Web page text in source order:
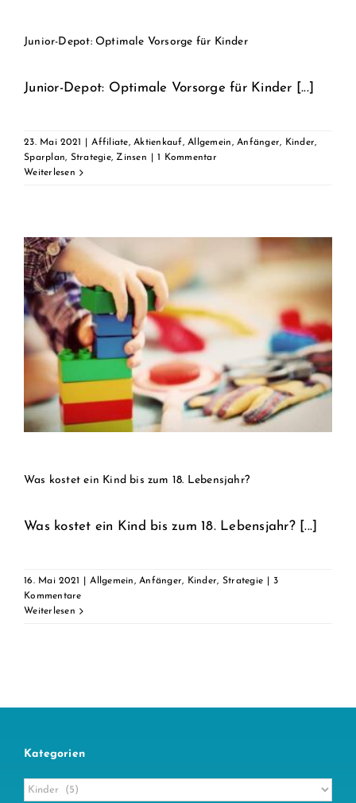
Junior-Depot: Optimale Vorsorge für Kinder
Junior-Depot: Optimale Vorsorge für Kinder [...]
23. Mai 2021 Affiliate,Aktienkauf,Allgemein,Anfänger, Kinder,
Sparplan, Strategie,Zinsen
1 Kommentar
Weiterlesen
Was kostet ein Kind bis zum 18. Lebensjahr?
Was kostet ein Kind bis zum 18. Lebensjahr? [...]
16. Mai 2021 Allgemein,Anfänger, Kinder, Strategie
3
Kommentare
Weiterlesen
Kategorien
Kategorien